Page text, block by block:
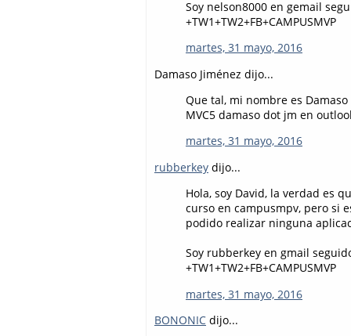
Soy nelson8000 en gemail
+TW1+TW2+FB+CAMPUSMVP
martes, 31 mayo, 2016
Damaso Jiménez dijo...
Que tal, mi nombre es
MVC5 damaso dot jm en
martes, 31 mayo, 2016
rubberkey dijo...
Hola, soy David, la verdad es
curso en campusmpv, pero si
podido realizar ninguna
Soy rubberkey en gmail
+TW1+TW2+FB+CAMPUSMVP
martes, 31 mayo, 2016
BONONIC dijo...